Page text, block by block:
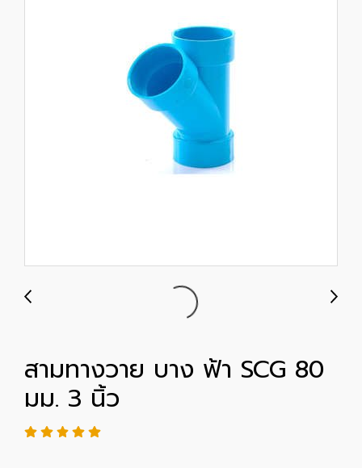
สามทางวาย บาง ฟ้า SCG 80
มม. 3 นิ้ว